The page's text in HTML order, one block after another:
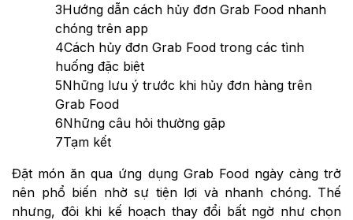
3Hướng dẫn cách hủy đơn Grab Food nhanh
chóng trên app
4Cách hủy đơn Grab Food trong các tình
huống đặc biệt
5Những lưu ý trước khi hủy đơn hàng trên
Grab Food
6Những câu hỏi thường gặp
7Tạm kết
Đặt món ăn qua ứng dụng Grab Food ngày càng trở
nên phổ biến nhờ sự tiện lợi và nhanh chóng. Thế
nhưng, đôi khi kế hoạch thay đổi bất ngờ như chọn